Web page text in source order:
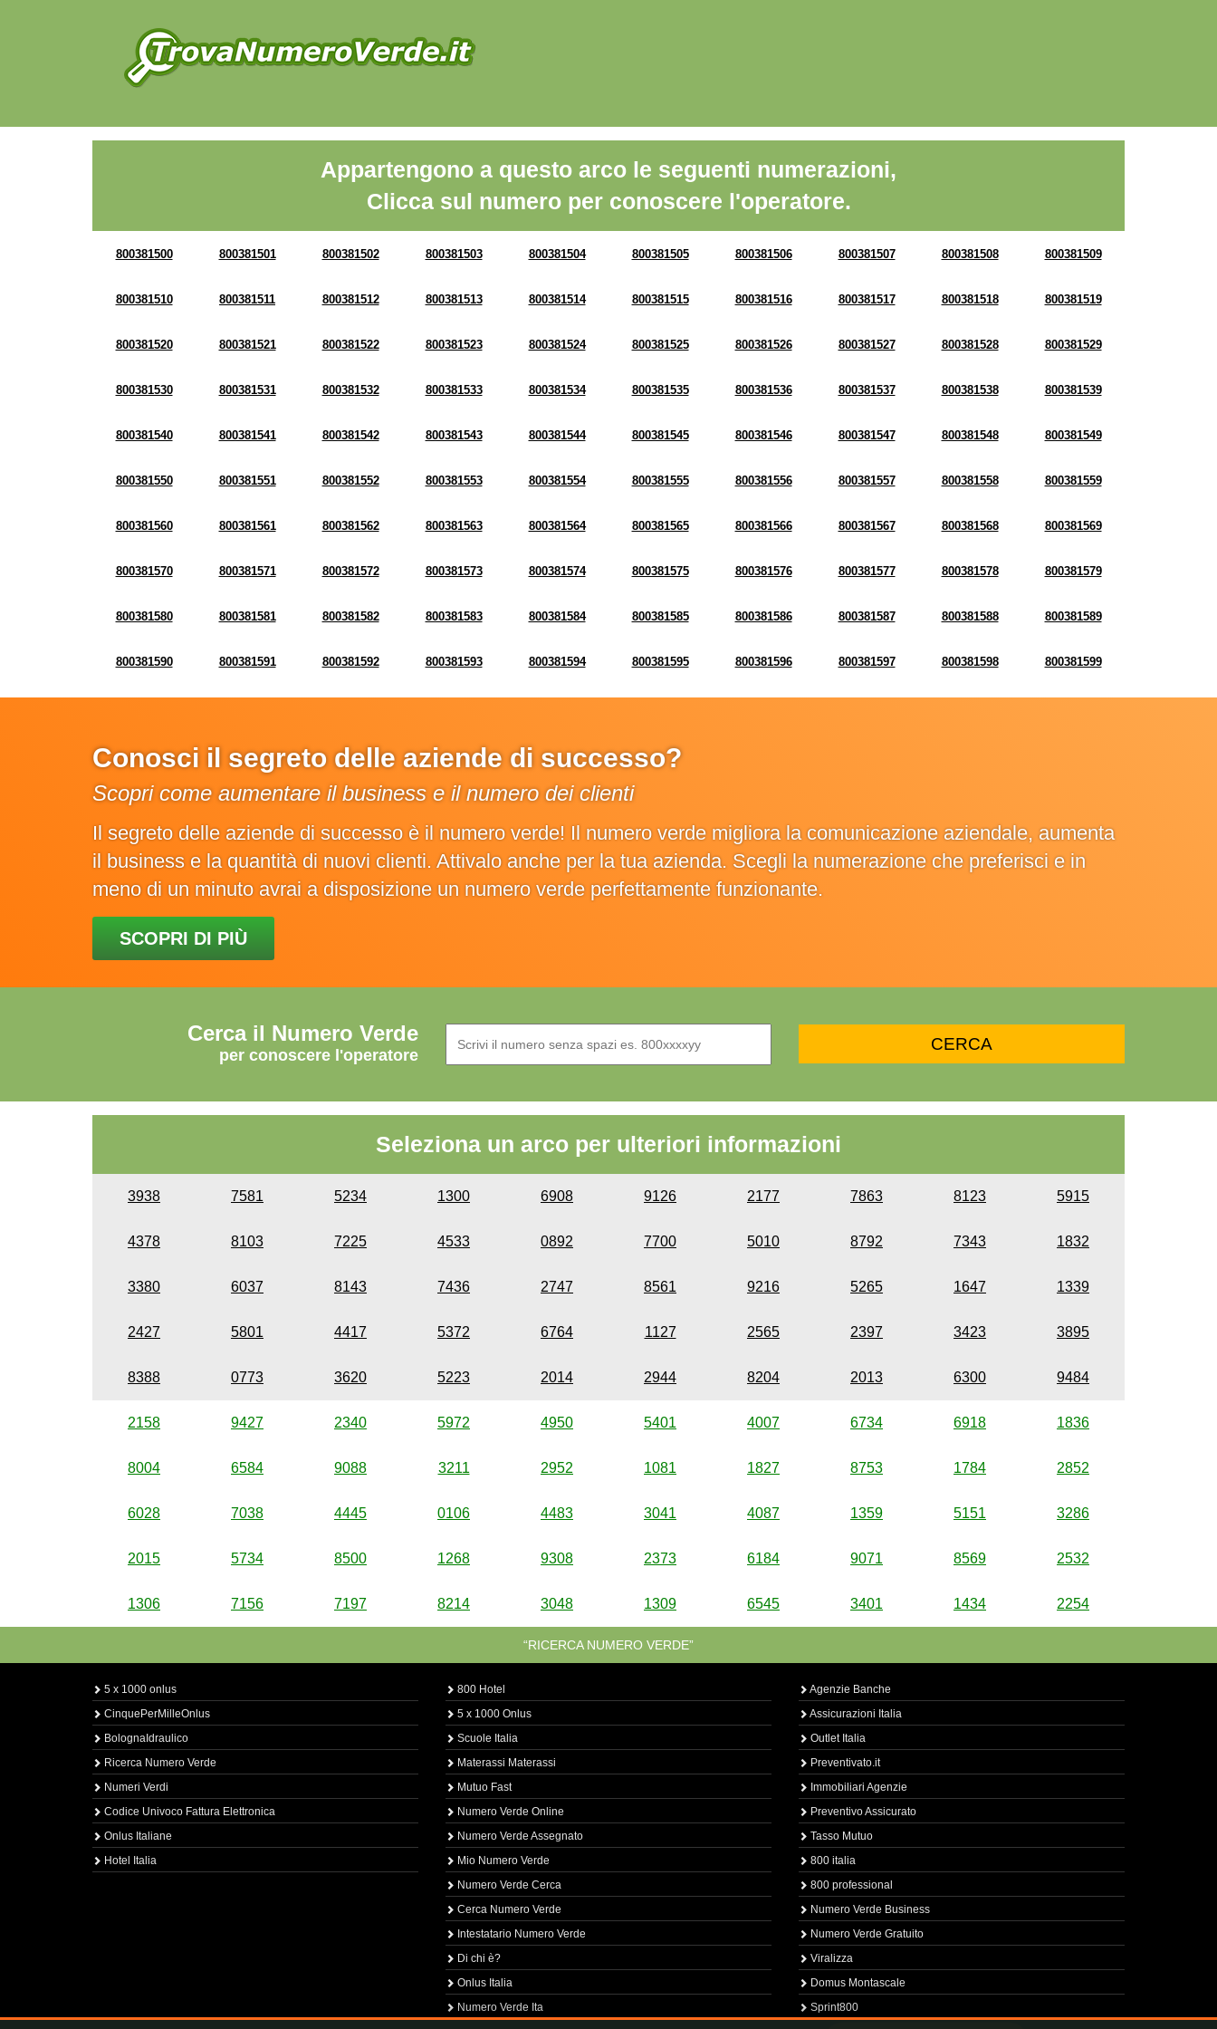
Appartengono a questo arco le seguenti numerazioni,
Clicca sul numero per conoscere l'operatore.
800381500 800381501 800381502 800381503 800381504 800381505 800381506 800381507 800381508 800381509
800381510 800381511 800381512 800381513 800381514 800381515 800381516 800381517 800381518 800381519
800381520 800381521 800381522 800381523 800381524 800381525 800381526 800381527 800381528 800381529
800381530 800381531 800381532 800381533 800381534 800381535 800381536 800381537 800381538 800381539
800381540 800381541 800381542 800381543 800381544 800381545 800381546 800381547 800381548 800381549
800381550 800381551 800381552 800381553 800381554 800381555 800381556 800381557 800381558 800381559
800381560 800381561 800381562 800381563 800381564 800381565 800381566 800381567 800381568 800381569
800381570 800381571 800381572 800381573 800381574 800381575 800381576 800381577 800381578 800381579
800381580 800381581 800381582 800381583 800381584 800381585 800381586 800381587 800381588 800381589
800381590 800381591 800381592 800381593 800381594 800381595 800381596 800381597 800381598 800381599
Conosci il segreto delle aziende di successo?
Scopri come aumentare il business e il numero dei clienti
Il segreto delle aziende di successo è il numero verde! Il numero verde migliora la comunicazione aziendale, aumenta
il business e la quantità di nuovi clienti. Attivalo anche per la tua azienda. Scegli la numerazione che preferisci e in
meno di un minuto avrai a disposizione un numero verde perfettamente funzionante.
SCOPRI DI PIÙ
Cerca il Numero Verde
per conoscere l'operatore
Seleziona un arco per ulteriori informazioni
3938 7581 5234 1300 6908 9126 2177 7863 8123 5915
4378 8103 7225 4533 0892 7700 5010 8792 7343 1832
3380 6037 8143 7436 2747 8561 9216 5265 1647 1339
2427 5801 4417 5372 6764 1127 2565 2397 3423 3895
8388 0773 3620 5223 2014 2944 8204 2013 6300 9484
2158 9427 2340 5972 4950 5401 4007 6734 6918 1836
8004 6584 9088 3211 2952 1081 1827 8753 1784 2852
6028 7038 4445 0106 4483 3041 4087 1359 5151 3286
2015 5734 8500 1268 9308 2373 6184 9071 8569 2532
1306 7156 7197 8214 3048 1309 6545 3401 1434 2254
“RICERCA NUMERO VERDE”
5 x 1000 onlus
CinquePerMilleOnlus
BolognaIdraulico
Ricerca Numero Verde
Numeri Verdi
Codice Univoco Fattura Elettronica
Onlus Italiane
Hotel Italia
800 Hotel
5 x 1000 Onlus
Scuole Italia
Materassi Materassi
Mutuo Fast
Numero Verde Online
Numero Verde Assegnato
Mio Numero Verde
Numero Verde Cerca
Cerca Numero Verde
Intestatario Numero Verde
Di chi è?
Onlus Italia
Numero Verde Ita
Agenzie Banche
Assicurazioni Italia
Outlet Italia
Preventivato.it
Immobiliari Agenzie
Preventivo Assicurato
Tasso Mutuo
800 italia
800 professional
Numero Verde Business
Numero Verde Gratuito
Viralizza
Domus Montascale
Sprint800